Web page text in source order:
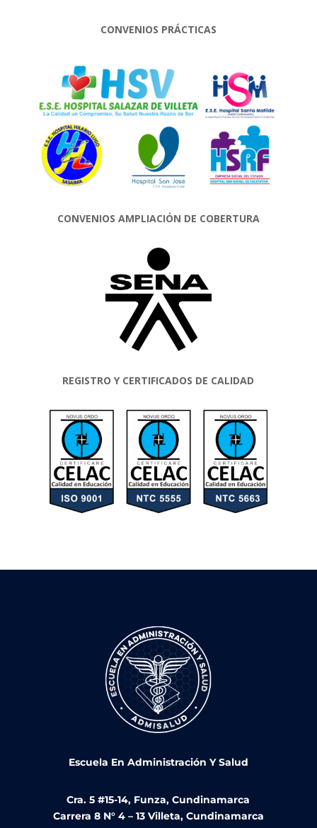
CONVENIOS PRÁCTICAS
CONVENIOS AMPLIACIÓN DE COBERTURA
REGISTRO Y CERTIFICADOS DE CALIDAD
Escuela En Administración Y Salud
Cra. 5 #15-14, Funza, Cundinamarca
Carrera 8 N° 4 – 13 Villeta, Cundinamarca